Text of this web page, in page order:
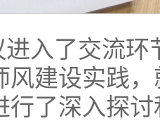
进入了交流
风建设实践
行了深入探